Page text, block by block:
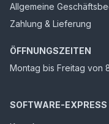
Allgemeine
Zahlung & Lieferung
ÖFFNUNGSZEITEN
Montag bis Freitag von
SOFTWARE-EXPRESS